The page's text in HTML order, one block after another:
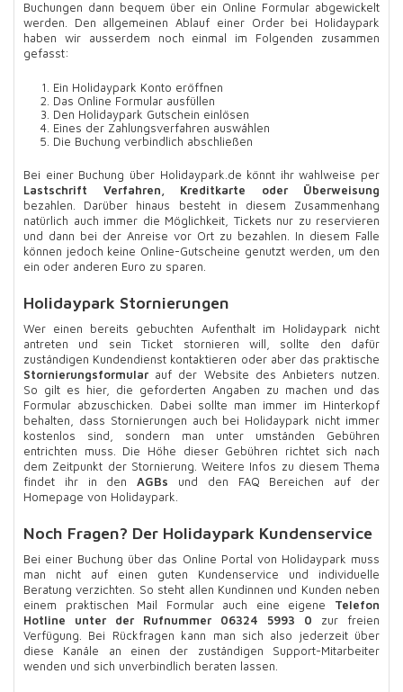
Buchungen dann bequem über ein Online Formular abgewickelt
werden. Den allgemeinen Ablauf einer Order bei Holidaypark
haben wir ausserdem noch einmal im Folgenden zusammen
gefasst:
Ein Holidaypark Konto eröffnen
Das Online Formular ausfüllen
Den Holidaypark Gutschein einlösen
Eines der Zahlungsverfahren auswählen
Die Buchung verbindlich abschließen
Bei einer Buchung über Holidaypark.de könnt ihr wahlweise per
Lastschrift Verfahren, Kreditkarte oder Überweisung
bezahlen. Darüber hinaus besteht in diesem Zusammenhang
natürlich auch immer die Möglichkeit, Tickets nur zu reservieren
und dann bei der Anreise vor Ort zu bezahlen. In diesem Falle
können jedoch keine Online-Gutscheine genutzt werden, um den
ein oder anderen Euro zu sparen.
Holidaypark Stornierungen
Wer einen bereits gebuchten Aufenthalt im Holidaypark nicht
antreten und sein Ticket stornieren will, sollte den dafür
zuständigen Kundendienst kontaktieren oder aber das praktische
Stornierungsformular auf der Website des Anbieters nutzen.
So gilt es hier, die geforderten Angaben zu machen und das
Formular abzuschicken. Dabei sollte man immer im Hinterkopf
behalten, dass Stornierungen auch bei Holidaypark nicht immer
kostenlos sind, sondern man unter umständen Gebühren
entrichten muss. Die Höhe dieser Gebühren richtet sich nach
dem Zeitpunkt der Stornierung. Weitere Infos zu diesem Thema
findet ihr in denAGBs und den FAQ Bereichen auf der
Homepage von Holidaypark.
Noch Fragen? Der Holidaypark Kundenservice
Bei einer Buchung über das Online Portal von Holidaypark muss
man nicht auf einen guten Kundenservice und individuelle
Beratung verzichten. So steht allen Kundinnen und Kunden neben
einem praktischen Mail Formular auch eine eigene Telefon
Hotline unter der Rufnummer 06324 5993 0 zur freien
Verfügung. Bei Rückfragen kann man sich also jederzeit über
diese Kanäle an einen der zuständigen Support-Mitarbeiter
wenden und sich unverbindlich beraten lassen.